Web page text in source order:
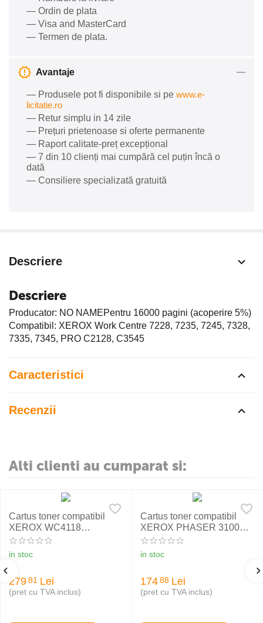
— Ordin de plata
— Visa and MasterCard
— Termen de plata.
Avantaje
— Produsele pot fi disponibile si pe www.e-
licitatie.ro
— Retur simplu in 14 zile
— Prețuri prietenoase si oferte permanente
— Raport calitate-preț excepțional
— 7 din 10 clienți mai cumpără cel puțin încă o
dată
— Consiliere specializată gratuită
Descriere
Descriere
Producator: NO NAMEPentru 16000 pagini (acoperire 5%)
Compatibil: XEROX Work Centre 7228, 7235, 7245, 7328,
7335, 7345, PRO C2128, C3545
Caracteristici
Recenzii
Alti clienti au cumparat si:
Cartus toner compatibil
XEROX WC4118
006R01278
in stoc
279 81 Lei
(pret cu TVA inclus)
Cartus toner compatibil
XEROX PHASER 3100
106R01379, RETECH
in stoc
174 88 Lei
(pret cu TVA inclus)